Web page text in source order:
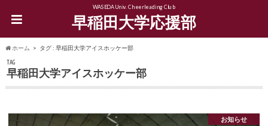
WASEDA Univ. Cheerleading Club
早稲田大学応援部
ホーム タグ : 早稲田大学アイスホッケー部
TAG
早稲田大学アイスホッケー部
お知らせ